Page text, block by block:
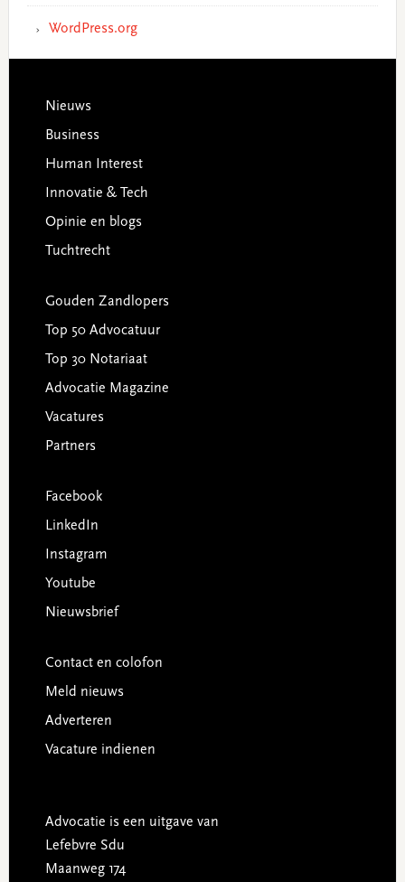
WordPress.org
Footer
Nieuws
Business
Human Interest
Innovatie & Tech
Opinie en blogs
Tuchtrecht
Gouden Zandlopers
Top 50 Advocatuur
Top 30 Notariaat
Advocatie Magazine
Vacatures
Partners
Facebook
LinkedIn
Instagram
Youtube
Nieuwsbrief
Contact en colofon
Meld nieuws
Adverteren
Vacature indienen
Advocatie is een uitgave van
Lefebvre Sdu
Maanweg 174